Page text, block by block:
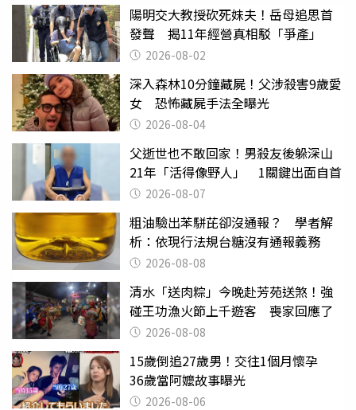
陽明交大教授砍死妹夫！岳母追思首
發聲 揭11年經營真相駁「爭產」
2026-08-02
深入森林10分鐘藏屍！父涉殺害9歲愛
女 恐怖藏屍手法全曝光
2026-08-04
父逝世也不敢回家！男殺友後躲深山
21年「活得像野人」 1關鍵出面自首
2026-08-07
粗油驗出苯駢芘卻沒通報？ 學者解
析：依現行法規台糖沒有通報義務
2026-08-08
清水「送肉粽」今晚赴芳苑送煞！強
碰王功漁火節上千遊客 喪家回應了
2026-08-08
15歲倒追27歲男！交往1個月懷孕
36歲當阿嬤故事曝光
2026-08-06